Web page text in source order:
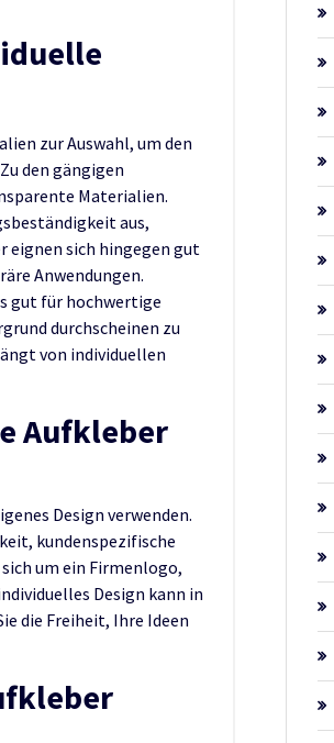
zur Auswahl, um den
den gängigen
Materialien.
aus,
eignen sich hingegen gut
Anwendungen.
gut für hochwertige
durchscheinen zu
von individuellen
Aufkleber
Design verwenden.
kundenspezifische
um ein Firmenlogo,
Design kann in
die Freiheit, Ihre Ideen